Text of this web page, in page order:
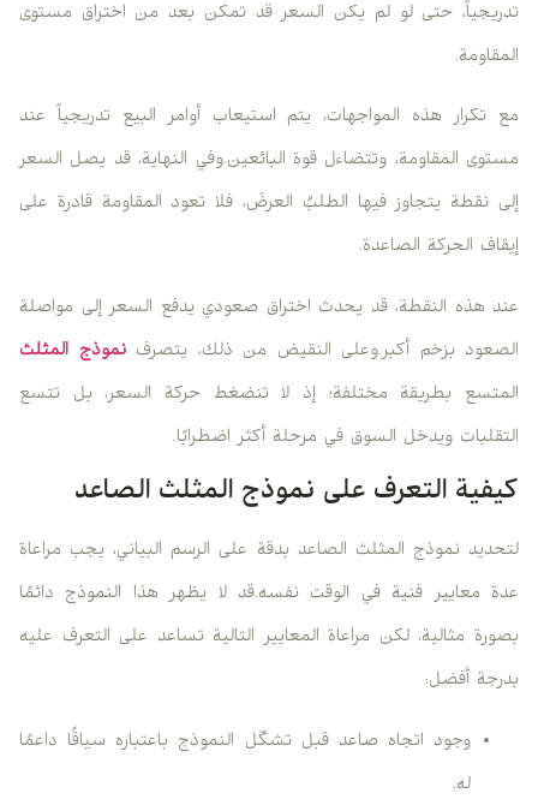
تدريجياً، حتى لو لم يكن السعر قد تمكن بعد من اختراق مستوى
المقاومة.
مع تكرار هذه المواجهات، يتم استيعاب أوامر البيع تدريجياً عند
مستوى المقاومة، وتتضاءل قوة البائعين.وفي النهاية، قد يصل السعر
إلى نقطة يتجاوز فيها الطلبُ العرضَ، فلا تعود المقاومة قادرة على
إيقاف الحركة الصاعدة.
عند هذه النقطة، قد يحدث اختراق صعودي يدفع السعر إلى مواصلة
الصعود بزخم أكبر.وعلى النقيض من ذلك، يتصرفنموذج المثلث
المتسع بطريقة مختلفة؛ إذ لا تنضغط حركة السعر، بل تتسع
التقلبات ويدخل السوق في مرحلة أكثر اضطرابًا.
كيفية التعرف على نموذج المثلث الصاعد
لتحديد نموذج المثلث الصاعد بدقة على الرسم البياني، يجب مراعاة
عدة معايير فنية في الوقت نفسه.قد لا يظهر هذا النموذج دائمًا
بصورة مثالية، لكن مراعاة المعايير التالية تساعد على التعرف عليه
بدرجة أفضل:
وجود اتجاه صاعد قبل تشكّل النموذج باعتباره سياقًا داعمًا
له.